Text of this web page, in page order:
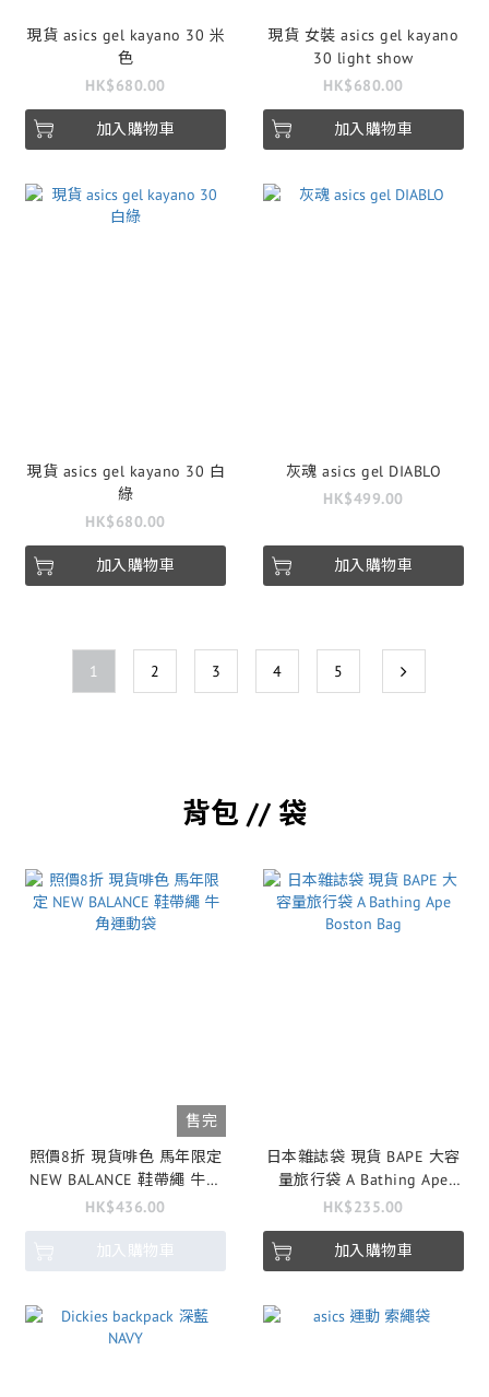
現貨 asics gel kayano 30 米
色
HK$680.00
加入購物車
現貨 女裝 asics gel kayano
30 light show
HK$680.00
加入購物車
現貨 asics gel kayano 30 白
綠
HK$680.00
加入購物車
灰魂 asics gel DIABLO
HK$499.00
加入購物車
1 2 3 4 5
背包 // 袋
售完
照價8折 現貨啡色 馬年限定
NEW BALANCE 鞋帶繩 牛角
運動袋
HK$436.00
加入購物車
日本雜誌袋 現貨 BAPE 大容
量旅行袋 A Bathing Ape
Boston Bag
HK$235.00
加入購物車